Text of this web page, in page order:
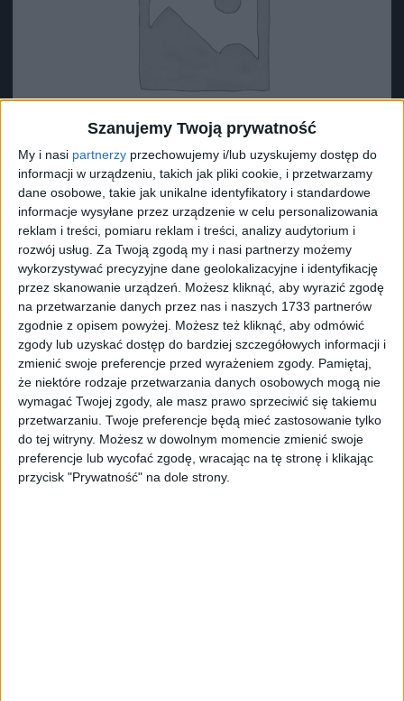
Szanujemy Twoją prywatność
My i nasi partnerzy przechowujemy i/lub uzyskujemy dostęp do
informacji w urządzeniu, takich jak pliki cookie, i przetwarzamy
dane osobowe, takie jak unikalne identyfikatory i standardowe
informacje wysyłane przez urządzenie w celu personalizowania
reklam i treści, pomiaru reklam i treści, analizy audytorium i
rozwój usług. Za Twoją zgodą my i nasi partnerzy możemy
wykorzystywać precyzyjne dane geolokalizacyjne i identyfikację
przez skanowanie urządzeń. Możesz kliknąć, aby wyrazić zgodę
na przetwarzanie danych przez nas i naszych 1733 partnerów
zgodnie z opisem powyżej. Możesz też kliknąć, aby odmówić
zgody lub uzyskać dostęp do bardziej szczegółowych informacji i
zmienić swoje preferencje przed wyrażeniem zgody. Pamiętaj,
że niektóre rodzaje przetwarzania danych osobowych mogą nie
wymagać Twojej zgody, ale masz prawo sprzeciwić się takiemu
przetwarzaniu. Twoje preferencje będą mieć zastosowanie tylko
do tej witryny. Możesz w dowolnym momencie zmienić swoje
preferencje lub wycofać zgodę, wracając na tę stronę i klikając
przycisk "Prywatność" na dole strony.
Surron Uszczelka wału środkowego
6,40zł
ZOBACZ WIĘCEJ